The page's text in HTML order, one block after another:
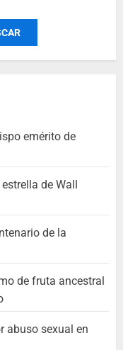
emérito de
de Wall
de la
de fruta ancestral
abuso sexual en